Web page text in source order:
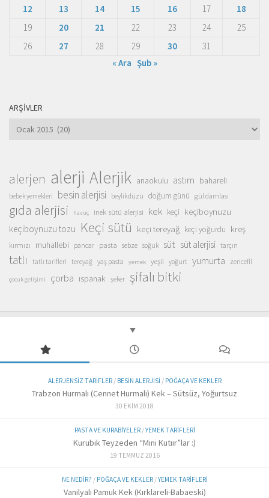
12
13 14 15 16 17
18
19
20 21 22 23 24
25
26
27 28 29 30
31
« Ara Şub »
ARŞIVLER
Arşivler
alerjen alerji Alerjik anaokulu astım bahareli
bebek yemekleri besin alerjisi beylikdüzü doğum günü gül damlası
gıda alerjisi havuç inek sütü alerjisi kek keçi keçiboynuzu
keçiboynuzu tozu Keçi sütü keçi tereyağ keçi yoğurdu kreş
kırmızı muhallebi pancar pasta sebze soğuk süt süt alerjisi tarçın
tatlı tatlı tarifleri tereyağ yaş pasta yemek yeşil yoğurt yumurta zencefil
çocuk gelişimi çorba ıspanak şeker şifalı bitki
ALERJENSIZ TARIFLER/ BESIN ALERJISI / POĞAÇA VE KEKLER
Trabzon Hurmalı (Cennet Hurmalı) Kek – Sütsüz, Yoğurtsuz
30 EKIM 2018
PASTA VE KURABIYELER/YEMEK TARIFLERI
Kurubik Teyzeden “Mini Kutıır”lar :)
19 TEMMUZ 2016
NE NEDIR? / POĞAÇA VE KEKLER/YEMEK TARIFLERI
Vanilyalı Pamuk Kek (Kırklareli-Babaeski)